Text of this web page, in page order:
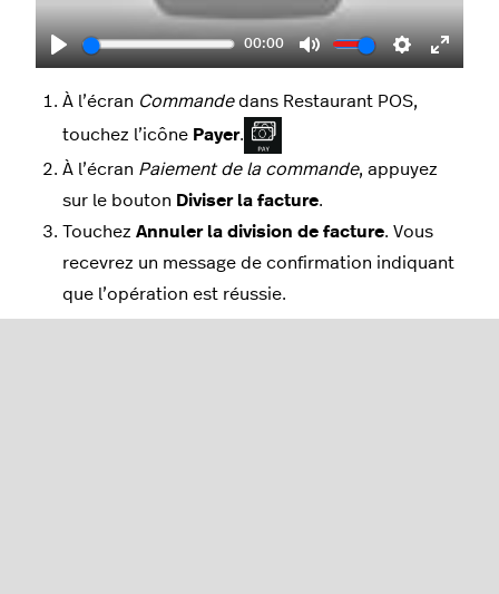
Play
00:00
Mute Settings
Enter
À l’écran Commandedans Restaurant POS,
touchez l’icône Payer.
À l’écran Paiement de la commande, appuyez
sur le bouton Diviser la facture.
Touchez Annuler la division de facture. Vous
recevrez un message de confirmation indiquant
que l’opération est réussie.